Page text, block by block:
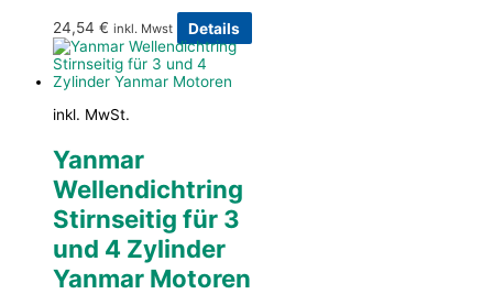
24,54 € inkl. Mwst Details
inkl. MwSt.
Yanmar
Wellendichtring
Stirnseitig für 3
und 4 Zylinder
Yanmar Motoren